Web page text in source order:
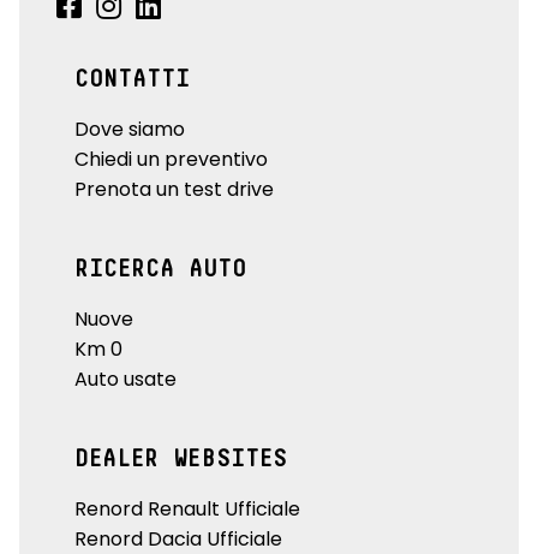
CONTATTI
Dove siamo
Chiedi un preventivo
Prenota un test drive
RICERCA AUTO
Nuove
Km 0
Auto usate
DEALER WEBSITES
Renord Renault Ufficiale
Renord Dacia Ufficiale